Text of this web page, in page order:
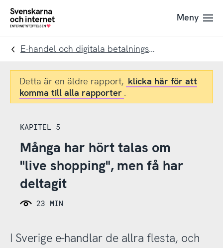
Till
navigation
Till
innehåll
To
Meny
E-handel och digitala betalningslösningar
Detta är en äldre rapport, klicka här för att
komma till alla rapporter .
KAPITEL 5
Många har hört talas om
"live shopping", men få har
deltagit
23 MIN
I Sverige e-handlar de allra flesta, och